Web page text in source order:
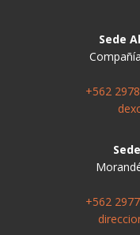
Sede
+562
+562